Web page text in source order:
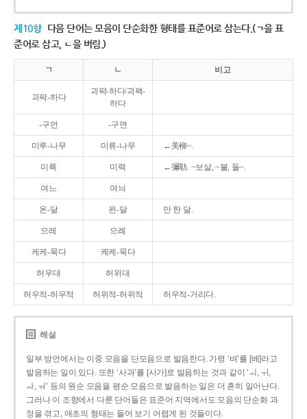
제10항 다음 단어는 모음이 단순화한 형태를 표준어로 삼는다.(ㄱ을 표
준어로 삼고, ㄴ을 버림.)
ㄱ ㄴ 비고
괴팍-하다
괴퍅-하다/괴팩-
하다
-구먼 -구면
미루-나무 미류-나무 ←美柳~.
미륵 미력 ←彌勒. ~보살, ~불, 돌~.
여느 여늬
온-달 왼-달 만 한 달.
으레 으례
케케-묵다 켸켸-묵다
허우대 허위대
허우적-허우적 허위적-허위적 허우적-거리다.
해설
일부 방언에서는 이중 모음을 단모음으로 발음한다. 가령 ‘벼’를 [베]라고
발음하는 일이 있다. 또한 ‘사과’를 [사가]로 발음하는 것과 같이 ‘ㅚ, ㅟ,
ㅘ, ㅝ’ 등의 원순 모음을 평순 모음으로 발음하는 일은 더 흔히 일어난다.
그러나 이 조항에서 다룬 단어들은 표준어 지역에서도 모음의 단순화 과
정을 겪고, 애초의 형태는 들어 보기 어렵게 된 것들이다.